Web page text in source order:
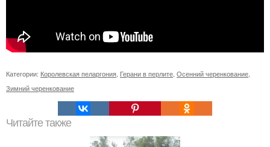
Категории: Королевская пеларгония, Герани в перлите, Осенний черенкование,
Зимний черенкование
Читайте также